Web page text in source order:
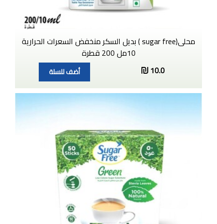
محلى(sugar free ) بديل السكر منخفض السعرات الحرارية
10مل 200 قطرة
10.0
أضف للسلة